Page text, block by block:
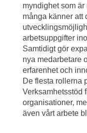
myndighet som
många känner att
arbetsuppgifter
Samtidigt gör
nya medarbetare
erfarenhet och
De flesta rollerna
Verksamhetsstöd
organisationer,
även vårt arbete